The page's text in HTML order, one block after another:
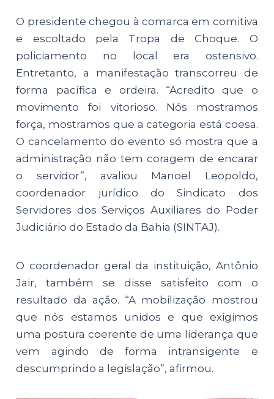
O presidente chegou à comarca em comitiva
e escoltado pela Tropa de Choque. O
policiamento no local era ostensivo.
Entretanto, a manifestação transcorreu de
forma pacífica e ordeira. “Acredito que o
movimento foi vitorioso. Nós mostramos
força, mostramos que a categoria está coesa.
O cancelamento do evento só mostra que a
administração não tem coragem de encarar
o servidor”, avaliou Manoel Leopoldo,
coordenador jurídico do Sindicato dos
Servidores dos Serviços Auxiliares do Poder
Judiciário do Estado da Bahia (SINTAJ).
O coordenador geral da instituição, Antônio
Jair, também se disse satisfeito com o
resultado da ação. “A mobilização mostrou
que nós estamos unidos e que exigimos
uma postura coerente de uma liderança que
vem agindo de forma intransigente e
descumprindo a legislação”, afirmou.